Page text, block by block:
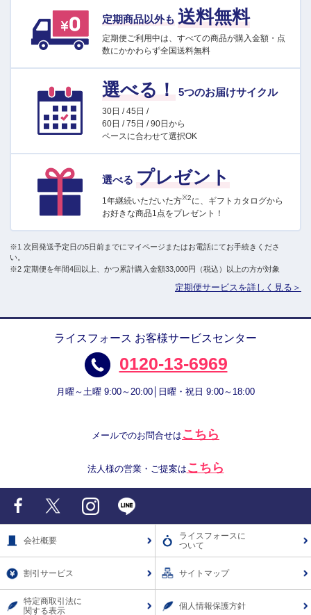
定期商品以外も 送料無料
定期便ご利用中は、すべての商品が購入金額・点
数にかかわらず全国送料無料
選べる！ 5つのお届けサイクル
30日 / 45日 /
60日 / 75日 / 90日から
ペースに合わせて選択OK
選べる プレゼント
1年継続いただいた方※2に、ギフトカタログから
お好きな商品1点をプレゼント！
※1 次回発送予定日の5日前までにマイページまたはお電話にてお手続きくださ
い。
※2 定期便を年間4回以上、かつ累計購入金額33,000円（税込）以上の方が対象
定期便サービスを詳しく見る＞
ライスフォース お客様サービスセンター
0120-13-6969
月曜～土曜 9:00～20:00│日曜・祝日 9:00～18:00
メールでのお問合せは こちら
法人様の営業・ご提案は こちら
Facebook
会社概要
ライスフォースに
ついて
割引サービス サイトマップ
特定商取引法に
関する表示
個人情報保護方針